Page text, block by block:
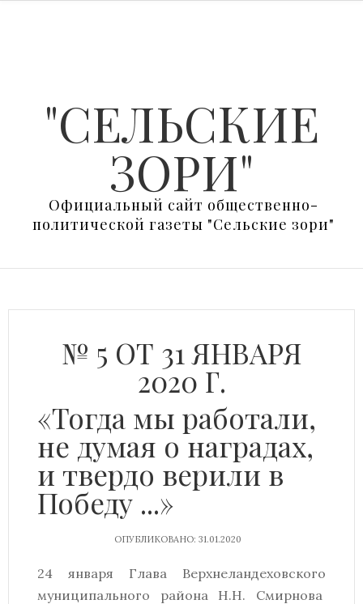
"СЕЛЬСКИЕ
ЗОРИ"
Официальный сайт общественно-
политической газеты "Сельские зори"
№ 5 ОТ 31 ЯНВАРЯ
2020 Г.
«Тогда мы работали,
не думая о наградах,
и твердо верили в
Победу ...»
ОПУБЛИКОВАНО: 31.01.2020
24 января Глава Верхнеландеховского
муниципального района Н.Н. Смирнова